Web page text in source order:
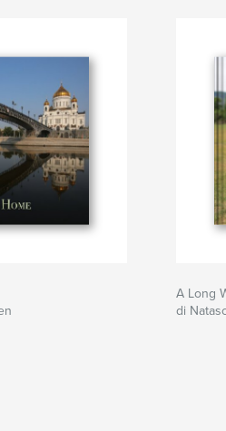
A Long
di